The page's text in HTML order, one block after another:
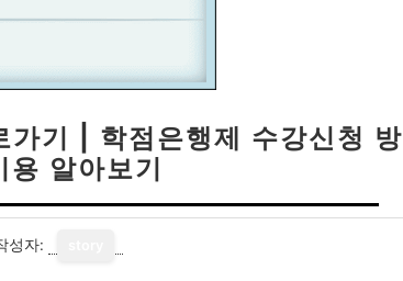
가기 | 학점은행제 수강신청 방
알아보기
성자: